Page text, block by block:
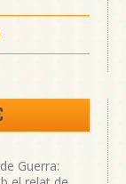
Guerra: